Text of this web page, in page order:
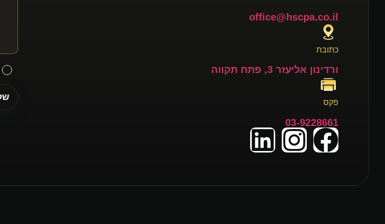
office@hscpa.co.il
ורדינון אליעזר 3, פתח תקווה
כתובת
03-9228661
פקס